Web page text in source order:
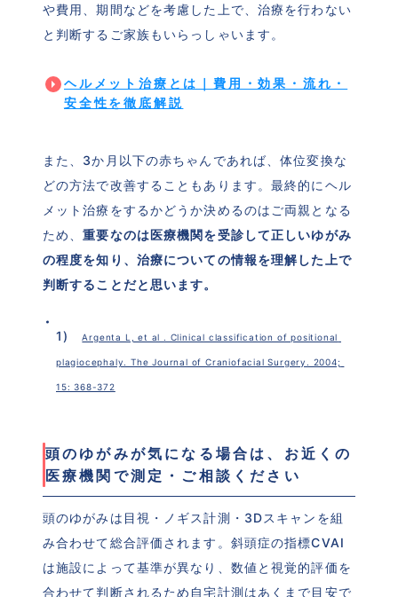
や費用、期間などを考慮した上で、治療を行わない
と判断するご家族もいらっしゃいます。
ヘルメット治療とは｜費用・効果・流れ・
安全性を徹底解説
また、3か月以下の赤ちゃんであれば、体位変換な
どの方法で改善することもあります。最終的にヘル
メット治療をするかどうか決めるのはご両親となる
ため、重要なのは医療機関を受診して正しいゆがみ
の程度を知り、治療についての情報を理解した上で
判断することだと思います。
1) Argenta L, et al . Clinical classification of positional
plagiocephaly. The Journal of Craniofacial Surgery. 2004;
15: 368-372
頭のゆがみが気になる場合は、お近くの
医療機関で測定・ご相談ください
頭のゆがみは目視・ノギス計測・3Dスキャンを組
み合わせて総合評価されます。斜頭症の指標CVAI
は施設によって基準が異なり、数値と視覚的評価を
合わせて判断されるため自宅計測はあくまで目安で